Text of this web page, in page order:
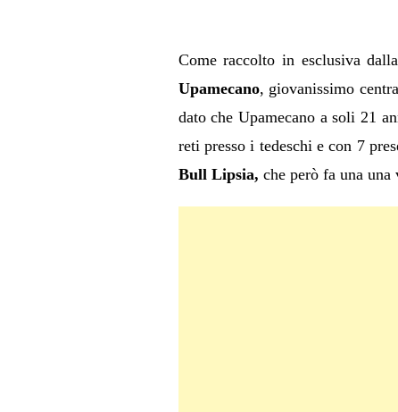
Come raccolto in esclusiva
Upamecano, giovanissimo
dato che Upamecano a soli 21
reti presso i tedeschi e con 7
Bull Lipsia, che però fa una